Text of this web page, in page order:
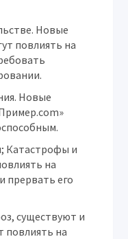
Новые
повлиять на
Новые
Катастрофы и
на
прервать его
существуют и
повлиять на